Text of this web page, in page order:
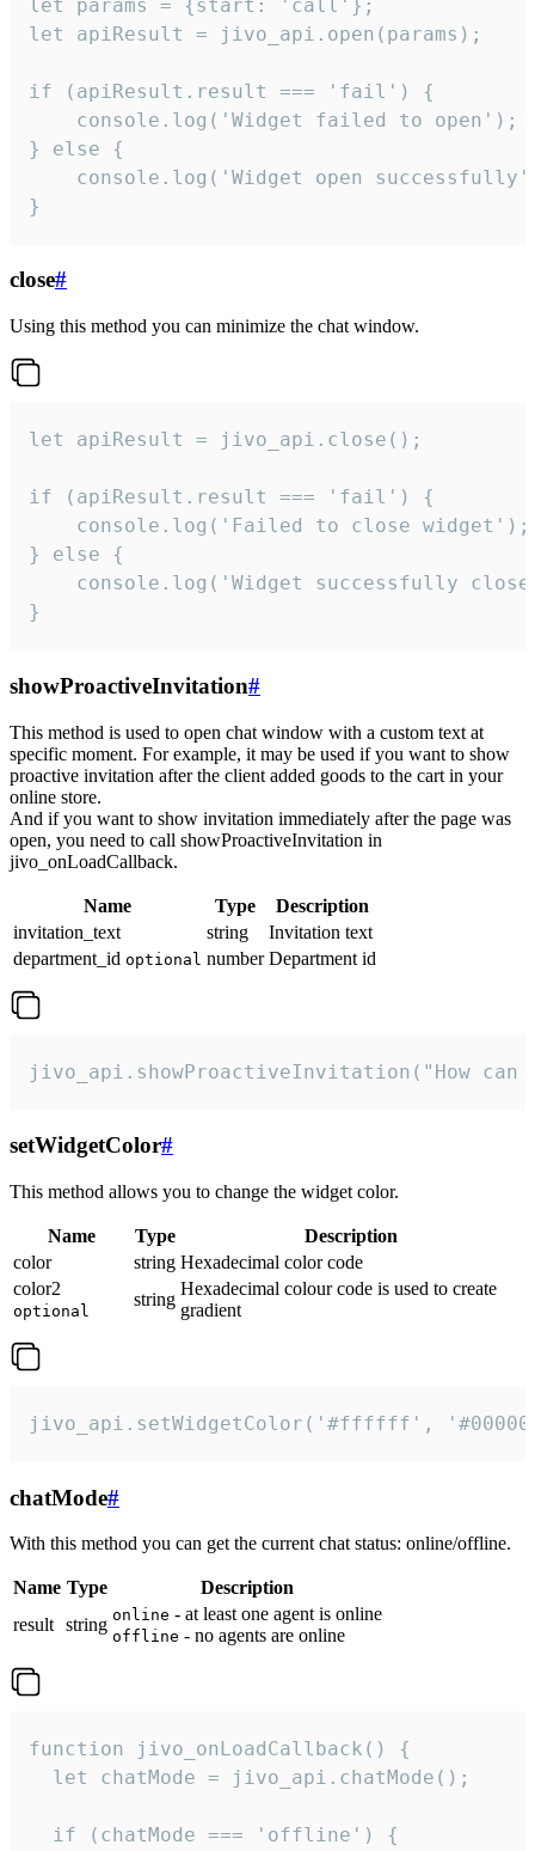
let params = {start: 'call'};
let apiResult = jivo_api.open(params);
if (apiResult.result === 'fail') {
    console.log('Widget failed to open');
} else {
console.log('Widget open
}
close#
Using this method you can minimize the chat window.
let apiResult = jivo_api.close();
if (apiResult.result === 'fail') {
    console.log('Failed to close widget');
} else {
console.log('Widget successfully
}
showProactiveInvitation#
This method is used to open chat window with a custom text at
specific moment. For example, it may be used if you want to show
proactive invitation after the client added goods to the cart in your
online store.
And if you want to show invitation immediately after the page was
open, you need to call showProactiveInvitation in
jivo_onLoadCallback.
Name Type
Description
invitation_text
string
Invitation text
department_id optional number Department id
jivo_api.showProactiveInvitation("How
setWidgetColor#
This method allows you to change the widget color.
Name Type
Description
color
string Hexadecimal color code
color2
optional
string
Hexadecimal colour code is used to create
gradient
jivo_api.setWidgetColor('#ffffff',
chatMode#
With this method you can get the current chat status: online/offline.
Name Type
Description
result string online - at least one agent is online
offline - no agents are online
function jivo_onLoadCallback() {
  let chatMode = jivo_api.chatMode();
  if (chatMode === 'offline') {